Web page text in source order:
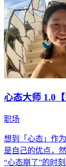
心态大师 1.0
职场
想到「心态」作
是自己的优点，
“心态崩了”的时